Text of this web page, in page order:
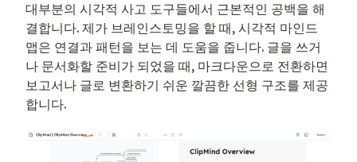
대부분의 시각적 사고 도구들에서 근본적인 공백을 해
결합니다. 제가 브레인스토밍을 할 때, 시각적 마인드
맵은 연결과 패턴을 보는 데 도움을 줍니다. 글을 쓰거
나 문서화할 준비가 되었을 때, 마크다운으로 전환하면
보고서나 글로 변환하기 쉬운 깔끔한 선형 구조를 제공
합니다.